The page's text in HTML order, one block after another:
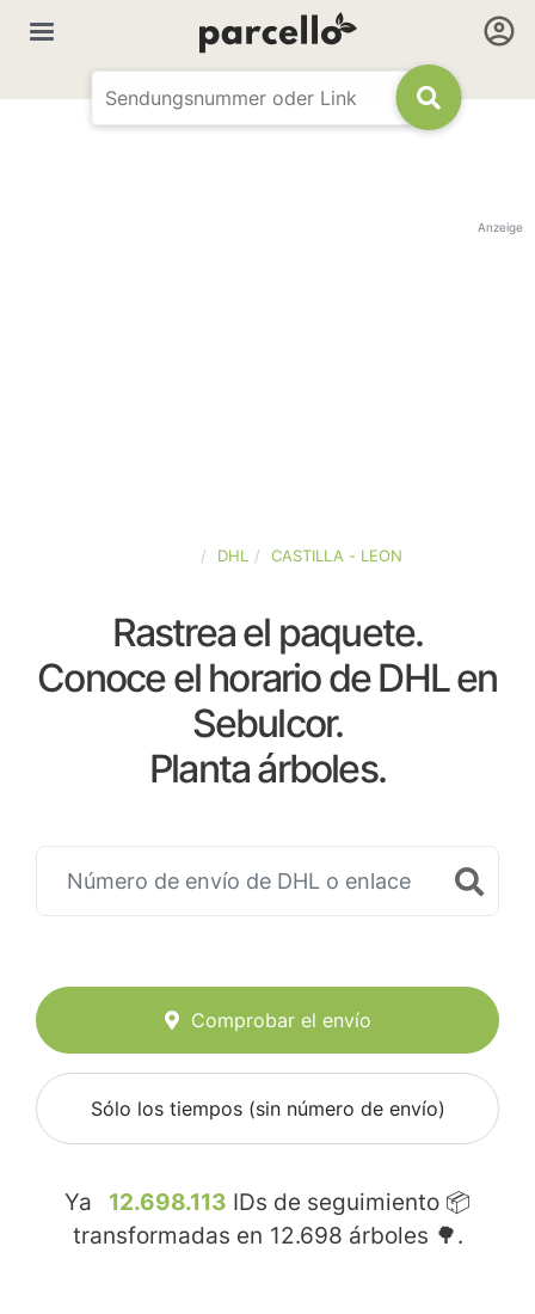
Anzeige
DHL CASTILLA - LEON
Rastrea el paquete.
Conoce el horario de DHL en
Sebulcor.
Planta árboles.
Comprobar el envío
Sólo los tiempos (sin número de envío)
Ya 12.698.113 IDs de seguimiento 📦
transformadas en 12.698 árboles 🌳.